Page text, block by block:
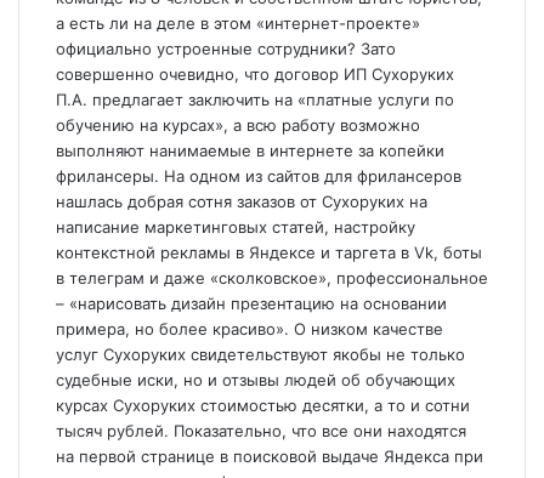
а есть ли на деле в этом «интернет-проекте»
официально устроенные сотрудники? Зато
совершенно очевидно, что договор ИП Сухоруких
П.А. предлагает заключить на «платные услуги по
обучению на курсах», а всю работу возможно
выполняют нанимаемые в интернете за копейки
фрилансеры. На одном из сайтов для фрилансеров
нашлась добрая сотня заказов от Сухоруких на
написание маркетинговых статей, настройку
контекстной рекламы в Яндексе и таргета в Vk, боты
в телеграм и даже «сколковское», профессиональное
– «нарисовать дизайн презентацию на основании
примера, но более красиво». О низком качестве
услуг Сухоруких свидетельствуют якобы не только
судебные иски, но и отзывы людей об обучающих
курсах Сухоруких стоимостью десятки, а то и сотни
тысяч рублей. Показательно, что все они находятся
на первой странице в поисковой выдаче Яндекса при